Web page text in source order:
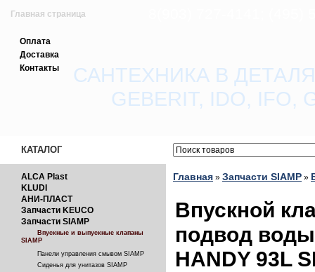
Главная страница
Зарегистрироваться
Вход с паролем
Оплата
Доставка
Контакты
САНТЕХНИКА В
GEBERIT, IDO, IFO,
КАТАЛОГ
ALCA Plast
KLUDI
АНИ-ПЛАСТ
Запчасти KEUCO
Запчасти SIAMP
Впускные и выпускные клапаны
SIAMP
Панели управления смывом SIAMP
Сиденья для унитазов SIAMP
Главная » Запчасти SIAMP »
Впускной
подвод воды
HANDY 93L